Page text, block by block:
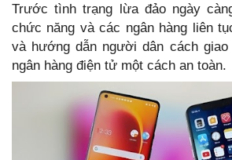
Trước tình trạng lừa đảo ngày
chức năng và các ngân hàng liên
và hướng dẫn người dân cách
ngân hàng điện tử một cách an toàn.